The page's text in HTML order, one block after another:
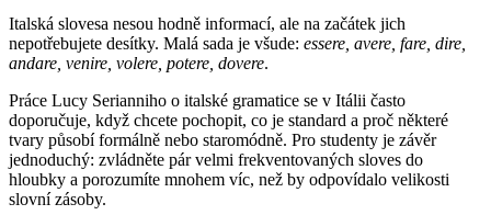
Italská slovesa nesou hodně informací, ale na začátek jich
nepotřebujete desítky. Malá sada je všude: essere, avere, fare, dire,
andare, venire, volere, potere, dovere.
Práce Lucy Serianniho o italské gramatice se v Itálii často
doporučuje, když chcete pochopit, co je standard a proč některé
tvary působí formálně nebo staromódně. Pro studenty je závěr
jednoduchý: zvládněte pár velmi frekventovaných sloves do
hloubky a porozumíte mnohem víc, než by odpovídalo velikosti
slovní zásoby.